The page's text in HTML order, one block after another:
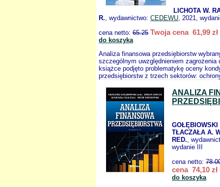
LICHOTA W.
R., wydawnictwo: CEDEWU, 2021,
cena netto: 65.25 Twoja cena 61,99 zł
do koszyka
Analiza finansowa przedsiębiorstw
szczególnym uwzględnieniem zagrożenia
książce podjęto problematykę oceny
przedsiębiorstw z trzech sektorów:
ANALIZA
GOŁĘBIOWSKI
TŁACZAŁA A.
RED.,
wydanie III
cena netto:
cena 74,10 zł
do koszyka